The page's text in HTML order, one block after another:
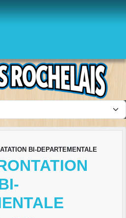
BI-DEPARTEMENTALE